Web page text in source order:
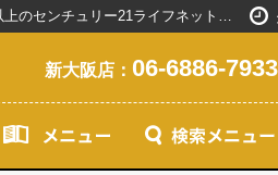
エスリード同心第３／新大阪駅で賃貸マンションを探すなら創業20年以上のセンチュリー21ライフネット・ライブグループ
新大阪店： 06-6886-7933